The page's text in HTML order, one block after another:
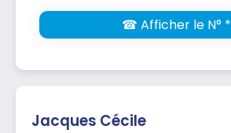
☎ Afficher le N° *
Jacques Cécile